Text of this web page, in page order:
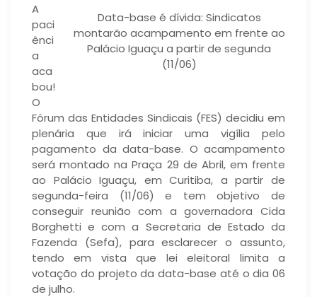
Data-base é dívida: Sindicatos
montarão acampamento em frente ao
Palácio Iguaçu a partir de segunda
(11/06)
A
paci
ênci
a
aca
bou!
O
Fórum das Entidades Sindicais (FES) decidiu em
plenária que irá iniciar uma vigília pelo
pagamento da data-base. O acampamento
será montado na Praça 29 de Abril, em frente
ao Palácio Iguaçu, em Curitiba, a partir de
segunda-feira (11/06) e tem objetivo de
conseguir reunião com a governadora Cida
Borghetti e com a Secretaria de Estado da
Fazenda (Sefa), para esclarecer o assunto,
tendo em vista que lei eleitoral limita a
votação do projeto da data-base até o dia 06
de julho.